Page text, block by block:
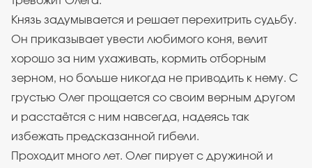
Князь задумывается и решает перехитрить судьбу.
Он приказывает увести любимого коня, велит
хорошо за ним ухаживать, кормить отборным
зерном, но больше никогда не приводить к нему. С
грустью Олег прощается со своим верным другом
и расстаётся с ним навсегда, надеясь так
избежать предсказанной гибели.
Проходит много лет. Олег пирует с дружиной и